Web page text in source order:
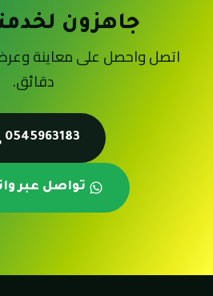
جاهزون
اتصل واحصل على معاينة
دقائق.
0545963183
تواصل عبر